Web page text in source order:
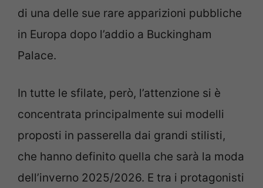
di una delle sue rare apparizioni pubbliche
in Europa dopo l’addio a Buckingham
Palace.
In tutte le sfilate, però, l’attenzione si è
concentrata principalmente sui modelli
proposti in passerella dai grandi stilisti,
che hanno definito quella che sarà la moda
dell’inverno 2025/2026. E tra i protagonisti